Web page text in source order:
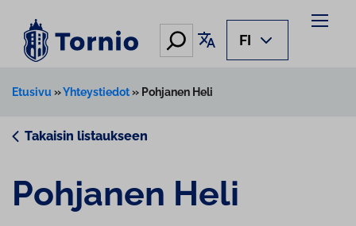
sisältöön
Hae Käännä sivu
FI
Etusivu »Yhteystiedot» Pohjanen Heli
Takaisin listaukseen
Pohjanen Heli